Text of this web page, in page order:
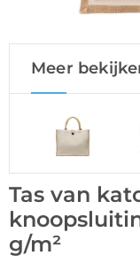
Meer
Tas van
g/m²